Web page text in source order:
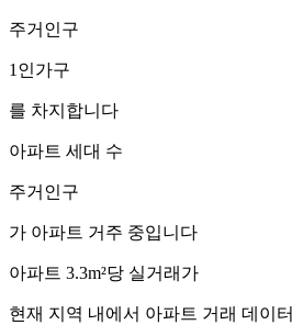
주거인구
1인가구
를 차지합니다
아파트 세대 수
주거인구
가 아파트 거주 중입니다
아파트 3.3m²당 실거래가
현재 지역 내에서 아파트 거래 데이